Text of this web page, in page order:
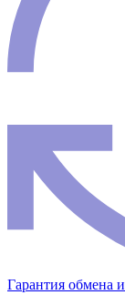
Гарантия обмена